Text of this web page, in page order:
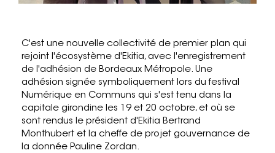
C'est une nouvelle collectivité de premier plan qui
rejoint l'écosystème d'Ekitia, avec l'enregistrement
de l'adhésion de Bordeaux Métropole. Une
adhésion signée symboliquement lors du festival
Numérique en Communs qui s'est tenu dans la
capitale girondine les 19 et 20 octobre, et où se
sont rendus le président d'Ekitia Bertrand
Monthubert et la cheffe de projet gouvernance de
la donnée Pauline Zordan.